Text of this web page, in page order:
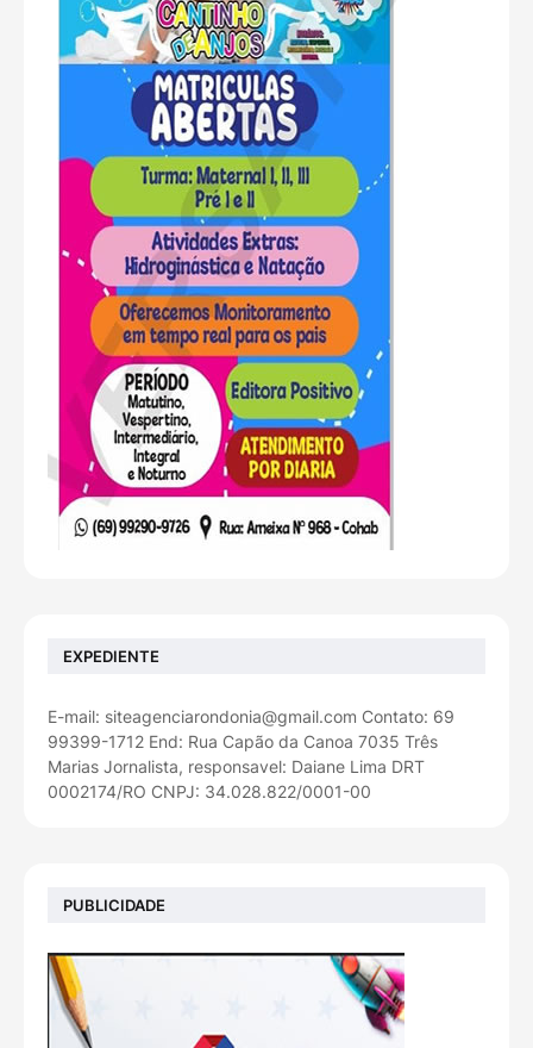
EXPEDIENTE
E-mail: siteagenciarondonia@gmail.com Contato: 69
99399-1712 End: Rua Capão da Canoa 7035 Três
Marias Jornalista, responsavel: Daiane Lima DRT
0002174/RO CNPJ: 34.028.822/0001-00
PUBLICIDADE